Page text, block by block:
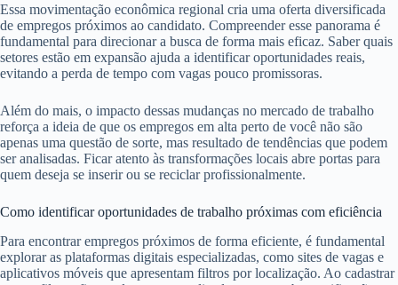
Essa movimentação econômica regional cria uma oferta diversificada
de empregos próximos ao candidato. Compreender esse panorama é
fundamental para direcionar a busca de forma mais eficaz. Saber quais
setores estão em expansão ajuda a identificar oportunidades reais,
evitando a perda de tempo com vagas pouco promissoras.
Além do mais, o impacto dessas mudanças no mercado de trabalho
reforça a ideia de que os empregos em alta perto de você não são
apenas uma questão de sorte, mas resultado de tendências que podem
ser analisadas. Ficar atento às transformações locais abre portas para
quem deseja se inserir ou se reciclar profissionalmente.
Como identificar oportunidades de trabalho próximas com eficiência
Para encontrar empregos próximos de forma eficiente, é fundamental
explorar as plataformas digitais especializadas, como sites de vagas e
aplicativos móveis que apresentam filtros por localização. Ao cadastrar